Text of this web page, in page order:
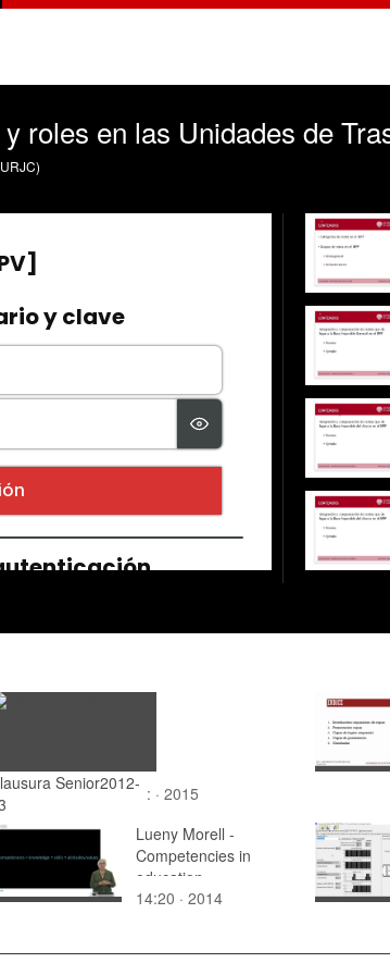
roles en las Unidades de
Senior2012- : · 2015
Lueny Morell -
Competencies in
education
14:20 · 2014